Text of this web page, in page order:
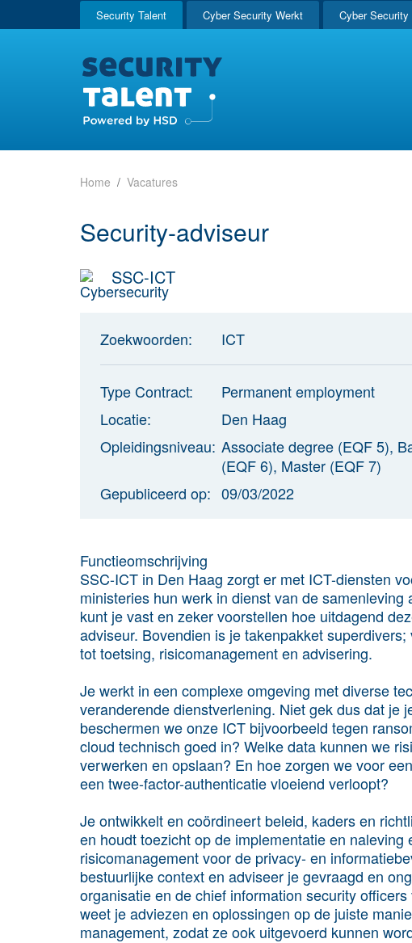
Security Talent Cyber Security Werkt Cyber
Home Vacatures
Security-adviseur
SSC-ICT
Zoekwoorden: ICT
Type Contract:
Permanent employment
Locatie:
Den Haag
Opleidingsniveau: Associate degree (EQF 5),
(EQF 6), Master (EQF 7)
Gepubliceerd op: 09/03/2022
Functieomschrijving
SSC-ICT in Den Haag zorgt er met ICT-diensten
ministeries hun werk in dienst van de
kunt je vast en zeker voorstellen hoe uitdagend
adviseur. Bovendien is je takenpakket
tot toetsing, risicomanagement en advisering.
Je werkt in een complexe omgeving met diverse
veranderende dienstverlening. Niet gek dus dat je
beschermen we onze ICT bijvoorbeeld tegen
cloud technisch goed in? Welke data kunnen we
verwerken en opslaan? En hoe zorgen we voor
een twee-factor-authenticatie vloeiend verloopt?
Je ontwikkelt en coördineert beleid, kaders en
en houdt toezicht op de implementatie en
risicomanagement voor de privacy- en
bestuurlijke context en adviseer je gevraagd en
organisatie en de chief information security
weet je adviezen en oplossingen op de juiste
management, zodat ze ook uitgevoerd kunnen